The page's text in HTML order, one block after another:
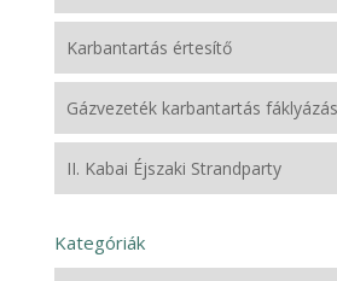
Karbantartás értesítő
Gázvezeték karbantartás
II. Kabai Éjszaki Strandparty
Kategóriák